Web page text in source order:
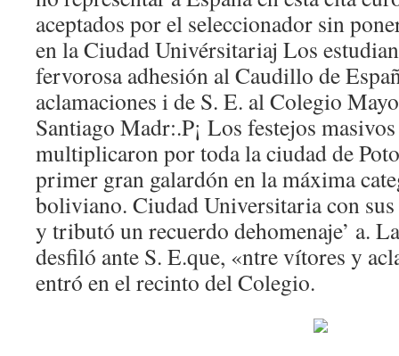
aceptados por el seleccionador sin
en la Ciudad Univérsitariaj Los
fervorosa adhesión al Caudillo de
aclamaciones i de S. E. al Colegio
Santiago Madr:.P¡ Los festejos
multiplicaron por toda la ciudad de
primer gran galardón en la máxima
boliviano. Ciudad Universitaria con
y tributó un recuerdo dehomenaje’ a.
desfiló ante S. E.que, «ntre vítores y
entró en el recinto del Colegio.